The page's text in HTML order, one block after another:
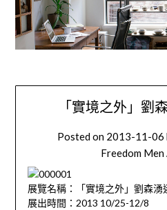
「實境之外」劉
Posted on 2013-11-06
Freedom
展覽名稱：「實境之外」劉森湧
展出時間：2013 10/25-12/8